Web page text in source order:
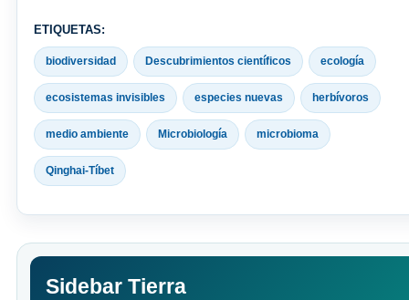
ETIQUETAS:
biodiversidad Descubrimientos científicos ecología
ecosistemas invisibles especies nuevas herbívoros
medio ambiente Microbiología microbioma
Qinghai-Tíbet
Sidebar Tierra